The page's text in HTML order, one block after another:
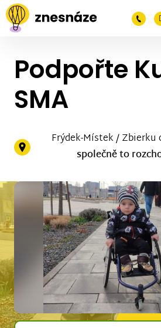
Podpořte
SMA
Frýdek-Místek / Zbierku
společně to